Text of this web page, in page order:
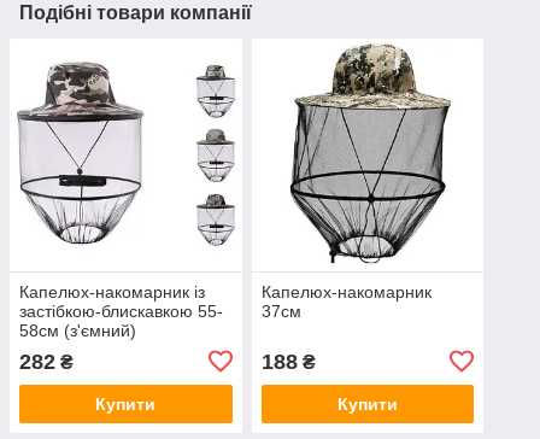
Подібні товари компанії
Капелюх-накомарник із
застібкою-блискавкою 55-
58см (з'ємний)
282 ₴
Купити
Капелюх-накомарник
37см
188₴
Купити